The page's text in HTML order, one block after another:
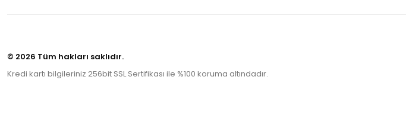
© 2026 Tüm hakları saklıdır.
Kredi kartı bilgileriniz 256bit SSL Sertifikası ile %100 koruma altındadır.